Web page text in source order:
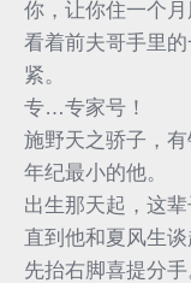
你，让你住一个
看着前夫哥手里
紧。
专…专家号！
施野天之骄子，
年纪最小的他。
出生那天起，这
直到他和夏风生
先抬右脚喜提分手